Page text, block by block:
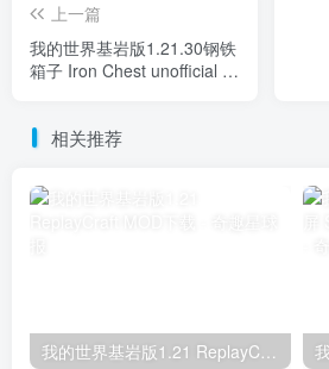
上一篇
我的世界基岩版1.21.30钢铁
箱子 Iron Chest unofficial -
相关推荐
我的世界基岩版1.21 ReplayCraft MOD下载